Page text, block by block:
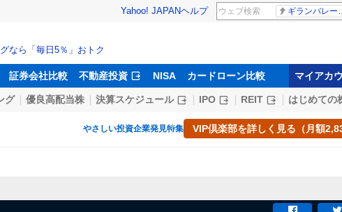
Yahoo! JAPANヘルプ ギランバレー症候群
なら「毎日5％」おトク
証券会社比較 不動産投資 NISA カードローン比較 マイアカ
グ 優良高配当株 決算スケジュール IPO REIT はじめての
やさしい投資企業発見特集 VIP倶楽部を詳しく見る（月額